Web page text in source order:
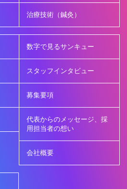
治療技術（鍼灸）
数字で見るサンキュー
スタッフインタビュー
募集要項
代表からのメッセージ、採
用担当者の想い
会社概要